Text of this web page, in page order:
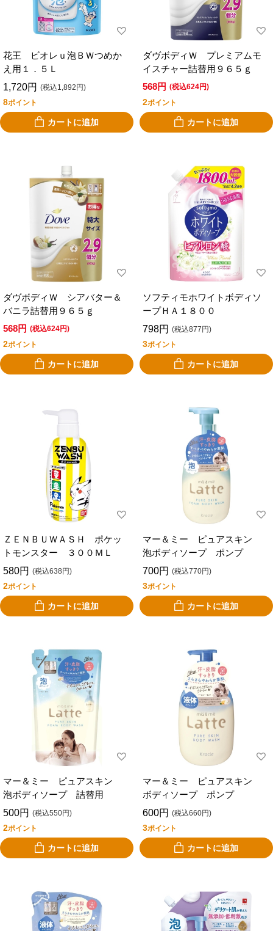
花王 ビオレｕ泡ＢＷつめか
え用１．５Ｌ
1,720円 (税込1,892円)
8ポイント
カートに追加
ダヴボディＷ プレミアムモ
イスチャー詰替用９６５ｇ
568円 (税込624円)
2ポイント
カートに追加
ダヴボディＷ シアバター＆
バニラ詰替用９６５ｇ
568円 (税込624円)
2ポイント
カートに追加
ソフティモホワイトボディソ
ープＨＡ１８００
798円 (税込877円)
3ポイント
カートに追加
ＺＥＮＢＵＷＡＳＨ ポケッ
トモンスター ３００ＭＬ
580円 (税込638円)
2ポイント
カートに追加
マー＆ミー ピュアスキン
泡ボディソープ ポンプ
700円 (税込770円)
3ポイント
カートに追加
マー＆ミー ピュアスキン
泡ボディソープ 詰替用
500円 (税込550円)
2ポイント
カートに追加
マー＆ミー ピュアスキン
ボディソープ ポンプ
600円 (税込660円)
3ポイント
カートに追加